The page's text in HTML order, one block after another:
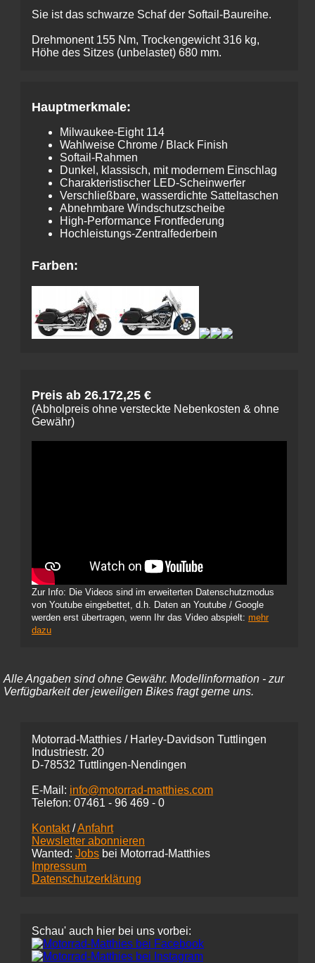
Sie ist das schwarze Schaf der Softail-Baureihe.
Drehmonent 155 Nm, Trockengewicht 316 kg,
Höhe des Sitzes (unbelastet) 680 mm.
Hauptmerkmale:
Milwaukee-Eight 114
Wahlweise Chrome / Black Finish
Softail-Rahmen
Dunkel, klassisch, mit modernem Einschlag
Charakteristischer LED-Schein­werfer
Verschließ­bare, wasser­dichte Sattel­taschen
Abnehmbare Wind­schutz­scheibe
High-Performance Frontfederung
Hochleistungs-Zentralfederbein
Farben:
Preis ab 26.172,25 €
(Abholpreis ohne versteckte Nebenkosten & ohne
Gewähr)
Zur Info: Die Videos sind im erweiterten Datenschutzmodus
von Youtube eingebettet, d.h. Daten an Youtube / Google
werden erst übertragen, wenn Ihr das Video abspielt: mehr
dazu
Alle Angaben sind ohne Gewähr. Modellinformation - zur
Verfügbarkeit der jeweiligen Bikes fragt gerne uns.
Motorrad-Matthies / Harley-Davidson Tuttlingen
Industriestr. 20
D-78532 Tuttlingen-Nendingen
E-Mail: info@motorrad-matthies.com
Telefon: 07461 - 96 469 - 0
Kontakt/Anfahrt
Newsletter abonnieren
Wanted: Jobs bei Motorrad-Matthies
Impressum
Datenschutzerklärung
Schau' auch hier bei uns vorbei: